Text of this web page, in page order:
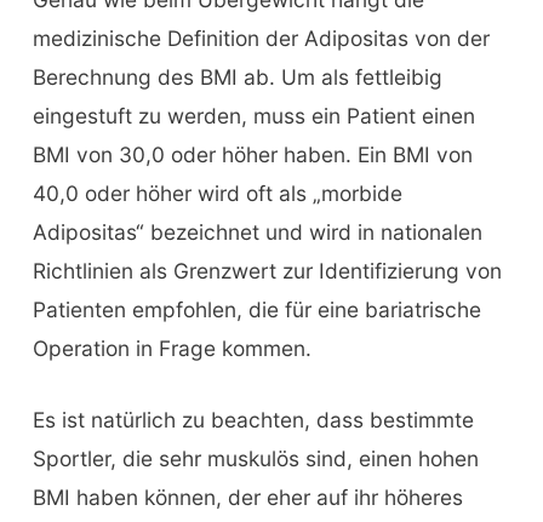
medizinische Definition der Adipositas von der
Berechnung des BMI ab. Um als fettleibig
eingestuft zu werden, muss ein Patient einen
BMI von 30,0 oder höher haben. Ein BMI von
40,0 oder höher wird oft als „morbide
Adipositas“ bezeichnet und wird in nationalen
Richtlinien als Grenzwert zur Identifizierung von
Patienten empfohlen, die für eine bariatrische
Operation in Frage kommen.
Es ist natürlich zu beachten, dass bestimmte
Sportler, die sehr muskulös sind, einen hohen
BMI haben können, der eher auf ihr höheres